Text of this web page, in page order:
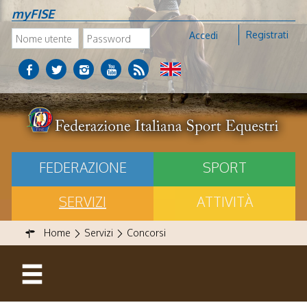
myFISE
Accedi Registrati
FEDERAZIONE
SPORT
SERVIZI
ATTIVITÀ
Home Servizi Concorsi